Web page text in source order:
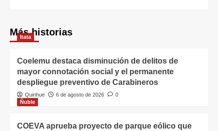
Más historias
Itata
Coelemu destaca disminución de delitos de
mayor connotación social y el permanente
despliegue preventivo de Carabineros
Quirihue 6 de agosto de 2026
0
Ñuble
COEVA aprueba proyecto de parque eólico que